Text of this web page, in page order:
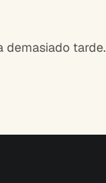
demasiado tarde.